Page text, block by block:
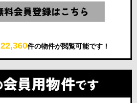
22,360件の物件が閲覧可能です！